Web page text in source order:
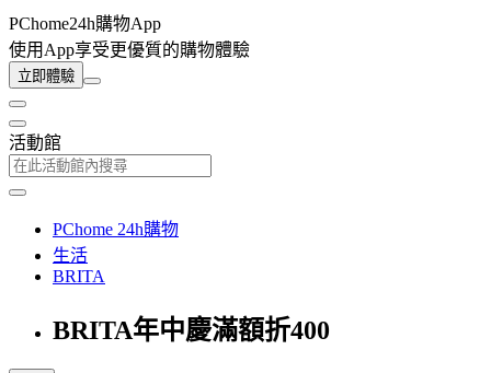
PChome24h購物App
使用App享受更優質的購物體驗
立即體驗
活動館
PChome 24h購物
生活
BRITA
BRITA年中慶滿額折400